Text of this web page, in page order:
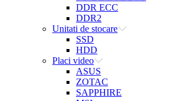
DDR ECC
DDR2
Unitati de stocare
SSD
HDD
Placi video
ASUS
ZOTAC
SAPPHIRE